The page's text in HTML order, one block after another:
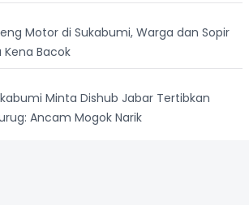
Motor di Sukabumi, Warga dan Sopir
Bacok
Minta Dishub Jabar Tertibkan
Ancam Mogok Narik